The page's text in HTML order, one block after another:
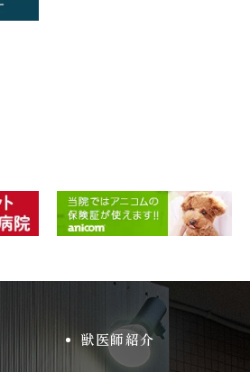
獣医師紹介